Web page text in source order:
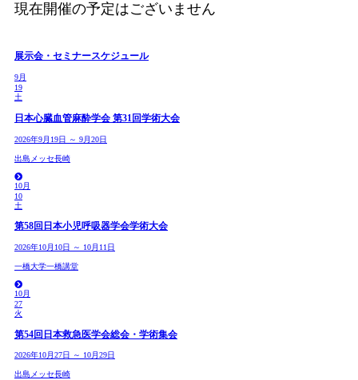
現在開催の予定はございません
展示会・セミナースケジュール
9月
19
土
日本心臓血管麻酔学会 第31回学術大会
2026年9月19日 ～ 9月20日
出島メッセ長崎
10月
10
土
第58回日本小児呼吸器学会学術大会
2026年10月10日 ～ 10月11日
一橋大学一橋講堂
10月
27
火
第54回日本救急医学会総会・学術集会
2026年10月27日 ～ 10月29日
出島メッセ長崎